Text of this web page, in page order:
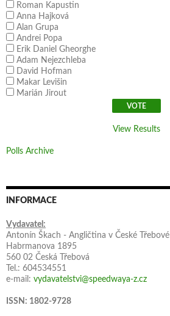
Roman Kapustin
Anna Hajková
Alan Grupa
Andrei Popa
Erik Daniel Gheorghe
Adam Nejezchleba
David Hofman
Makar Levišin
Marián Jirout
View Results
Polls Archive
INFORMACE
Vydavatel:
Antonín Škach - Angličtina v České Třebové
Habrmanova 1895
560 02 Česká Třebová
Tel.: 604534551
e-mail: vydavatelstvi@speedwaya-z.cz
ISSN: 1802-9728